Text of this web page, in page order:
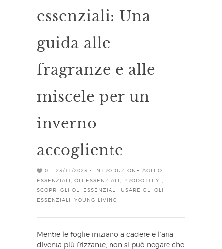
essenziali: Una
guida alle
fragranze e alle
miscele per un
inverno
accogliente
0 23/11/2023 -
INTRODUZIONE AGLI OLI
ESSENZIALI
OLI ESSENZIALI PRODOTTI YL
SCOPRI GLI OLI ESSENZIALI
USARE GLI OLI
ESSENZIALI
YOUNG LIVING
Mentre le foglie iniziano a cadere e l’aria
diventa più frizzante, non si può negare che